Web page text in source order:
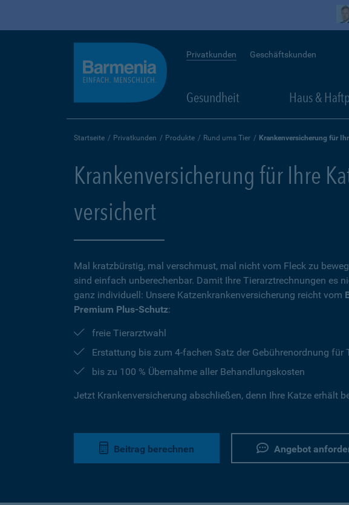
Privatkunden Geschäftskunden
Gesundheit Haus &
Startseite Privatkunden Produkte Rund ums Tier Krankenversicherung für
Krankenversicherung für Ihre
versichert
Mal kratzbürstig, mal verschmust, mal nicht vom Fleck zu
sind einfach unberechenbar. Damit Ihre Tierarztrechnungen es
ganz individuell: Unsere Katzenkrankenversicherung reicht vom
Premium Plus-Schutz:
freie Tierarztwahl
Erstattung bis zum 4-fachen Satz der Gebührenordnung
bis zu 100 % Übernahme aller Behandlungskosten
Jetzt Krankenversicherung abschließen, denn Ihre Katze erhält
Beitrag berechnen Angebot